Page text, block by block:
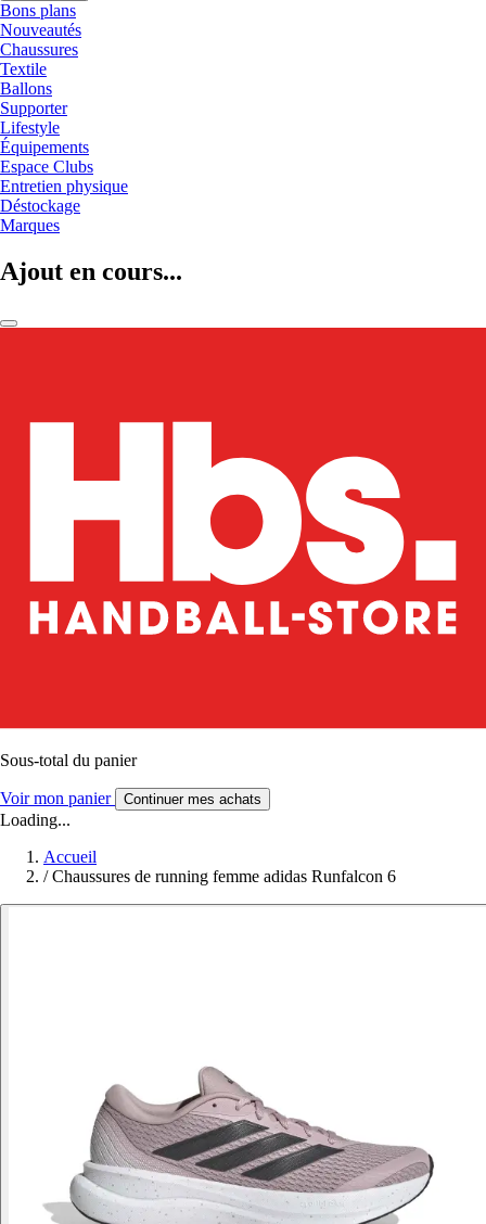
Bons plans
Nouveautés
Chaussures
Textile
Ballons
Supporter
Lifestyle
Équipements
Espace Clubs
Entretien physique
Déstockage
Marques
Ajout en cours...
Sous-total du panier
Voir mon panier Continuer mes achats
Loading...
Accueil
/ Chaussures de running femme adidas Runfalcon 6